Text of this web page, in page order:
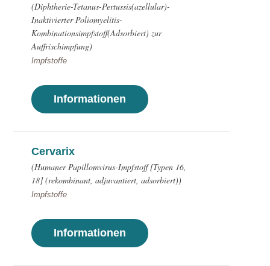
(Diphtherie-Tetanus-Pertussis(azellular)-
Inaktivierter Poliomyelitis-
Kombinationsimpfstoff(Adsorbiert) zur
Auffrischimpfung)
Impfstoffe
Informationen
Cervarix
(Humaner Papillomvirus-Impfstoff [Typen 16,
18] (rekombinant, adjuvantiert, adsorbiert))
Impfstoffe
Informationen